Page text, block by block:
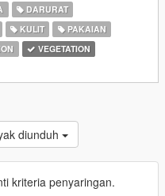
DARURAT
KULIT
PAKAIAN
VEGETATION
diunduh
kriteria penyaringan.